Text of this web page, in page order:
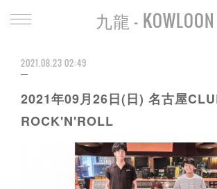
九龍 - KOWLOON
2021.08.23 02:49
2021年09月26日(日) 名古屋
ROCK'N'ROLL